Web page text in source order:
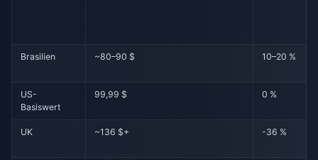
Brasilien ~80–90 $ 10–20 %
US-
Basiswert
99,99 $ 0 %
UK ~136 $+ -36 %